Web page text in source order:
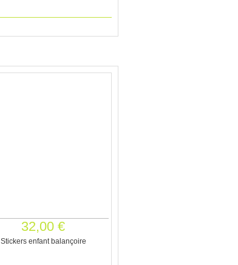
32,00 €
Stickers enfant balançoire